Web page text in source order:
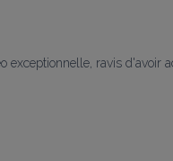
exceptionnelle, ravis